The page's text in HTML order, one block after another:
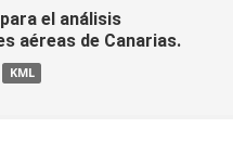
el análisis
aéreas de Canarias.
KML